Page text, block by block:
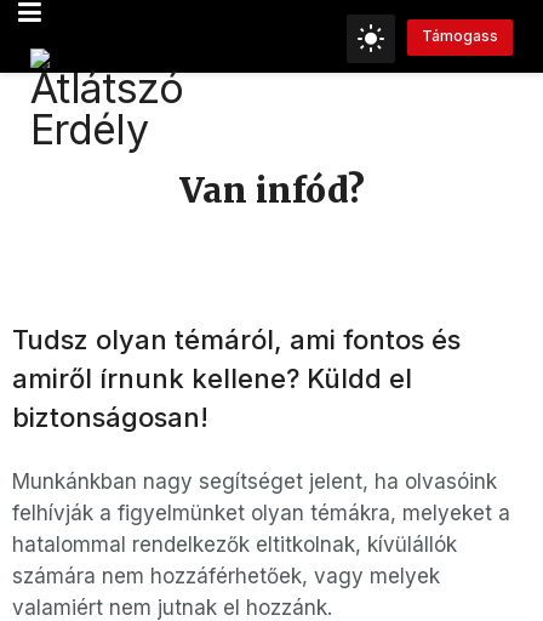
Támogass
Van infód?
Tudsz olyan témáról, ami fontos és
amiről írnunk kellene? Küldd el
biztonságosan!
Munkánkban nagy segítséget jelent, ha olvasóink
felhívják a figyelmünket olyan témákra, melyeket a
hatalommal rendelkezők eltitkolnak, kívülállók
számára nem hozzáférhetőek, vagy melyek
valamiért nem jutnak el hozzánk.